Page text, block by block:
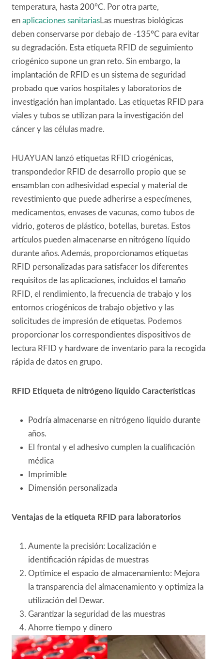
temperatura, hasta 200°C. Por otra parte,
en aplicaciones sanitariasLas muestras biológicas
deben conservarse por debajo de -135°C para evitar
su degradación. Esta etiqueta RFID de seguimiento
criogénico supone un gran reto. Sin embargo, la
implantación de RFID es un sistema de seguridad
probado que varios hospitales y laboratorios de
investigación han implantado. Las etiquetas RFID para
viales y tubos se utilizan para la investigación del
cáncer y las células madre.
HUAYUAN lanzó etiquetas RFID criogénicas,
transpondedor RFID de desarrollo propio que se
ensamblan con adhesividad especial y material de
revestimiento que puede adherirse a especímenes,
medicamentos, envases de vacunas, como tubos de
vidrio, goteros de plástico, botellas, buretas. Estos
artículos pueden almacenarse en nitrógeno líquido
durante años. Además, proporcionamos etiquetas
RFID personalizadas para satisfacer los diferentes
requisitos de las aplicaciones, incluidos el tamaño
RFID, el rendimiento, la frecuencia de trabajo y los
entornos criogénicos de trabajo objetivo y las
solicitudes de impresión de etiquetas. Podemos
proporcionar los correspondientes dispositivos de
lectura RFID y hardware de inventario para la recogida
rápida de datos en grupo.
RFID Etiqueta de nitrógeno líquido Características
Podría almacenarse en nitrógeno líquido durante
años.
El frontal y el adhesivo cumplen la cualificación
médica
Imprimible
Dimensión personalizada
Ventajas de la etiqueta RFID para laboratorios
Aumente la precisión: Localización e
identificación rápidas de muestras
Optimice el espacio de almacenamiento: Mejora
la transparencia del almacenamiento y optimiza la
utilización del Dewar.
Garantizar la seguridad de las muestras
Ahorre tiempo y dinero